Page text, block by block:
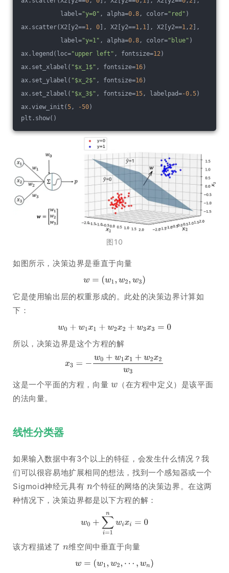
label="y=0" , alpha=0.8, color="red" )
ax.scatter(X2[y2==1, 0], X2[y2==1, 1], X2[y2==1, 2],
label="y=1" , alpha=0.8, color="blue" )
ax.legend(loc="upper left" , fontsize=12)
ax.set_xlabel( "$x_1$" , fontsize=16)
ax.set_ylabel( "$x_2$" , fontsize=16)
ax.set_zlabel( "$x_3$" , fontsize=15, labelpad=-0.5)
ax.view_init(5, -50)
plt.show()
图10
如图所示，决策边界是垂直于向量
它是使用输出层的权重形成的。此处的决策边界计算如
下：
所以，决策边界是这个方程的解
这是一个平面的方程，向量
（在方程中定义）是该平面
的法向量。
线性分类器
如果输入数据中有3个以上的特征，会发生什么情况？我
们可以很容易地扩展相同的想法，找到一个感知器或一个
Sigmoid神经元具有
个特征的网络的决策边界。在这两
种情况下，决策边界都是以下方程的解：
该方程描述了 维空间中垂直于向量